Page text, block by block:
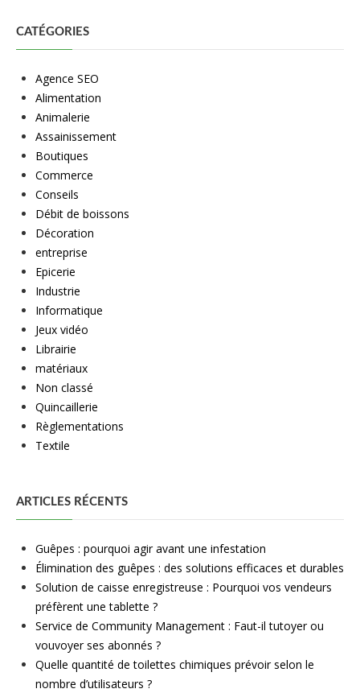
CATÉGORIES
Agence SEO
Alimentation
Animalerie
Assainissement
Boutiques
Commerce
Conseils
Débit de boissons
Décoration
entreprise
Epicerie
Industrie
Informatique
Jeux vidéo
Librairie
matériaux
Non classé
Quincaillerie
Règlementations
Textile
ARTICLES RÉCENTS
Guêpes : pourquoi agir avant une infestation
Élimination des guêpes : des solutions efficaces et durables
Solution de caisse enregistreuse : Pourquoi vos vendeurs
préfèrent une tablette ?
Service de Community Management : Faut-il tutoyer ou
vouvoyer ses abonnés ?
Quelle quantité de toilettes chimiques prévoir selon le
nombre d’utilisateurs ?